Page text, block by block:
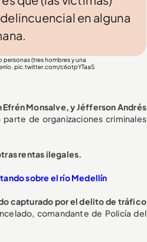
en alguna
(tres hombres y una
pic.twitter.com/c6otpYTaaS
Monsalve, y Jéfferson Andrés
de organizaciones criminales
rentas ilegales.
sobre el río Medellín
capturado por el delito de tráfico
comandante de Policía del